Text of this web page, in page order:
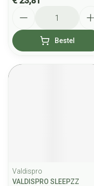
Bestel
Valdispro
VALDISPRO SLEEPZZ